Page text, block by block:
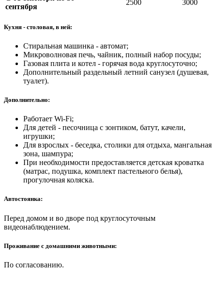
сентября
2500 3000
Кухня - столовая, в ней:
Стиральная машинка - автомат;
Микроволновая печь, чайник, полный набор посуды;
Газовая плита и котел - горячая вода круглосуточно;
Дополнительный раздельный летний санузел (душевая,
туалет).
Дополнительно:
Работает Wi-Fi;
Для детей - песочница с зонтиком, батут, качели,
игрушки;
Для взрослых - беседка, столики для отдыха, мангальная
зона, шампура;
При необходимости предоставляется детская кроватка
(матрас, подушка, комплект пастельного белья),
прогулочная коляска.
Автостоянка:
Перед домом и во дворе под круглосуточным
видеонаблюдением.
Проживание с домашними животными:
По согласованию.